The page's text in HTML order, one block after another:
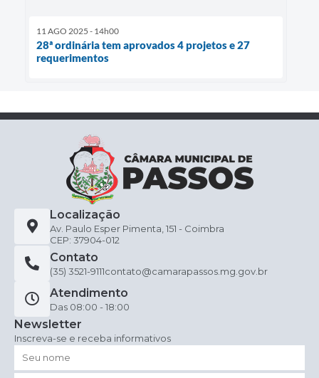
11 AGO 2025 - 14h00
28ª ordinária tem aprovados 4 projetos e 27
requerimentos
Localização
Av. Paulo Esper Pimenta, 151 - Coimbra
CEP: 37904-012
Contato
(35) 3521-9111contato@camarapassos.mg.gov.br
Atendimento
Das 08:00 - 18:00
Newsletter
Inscreva-se e receba informativos